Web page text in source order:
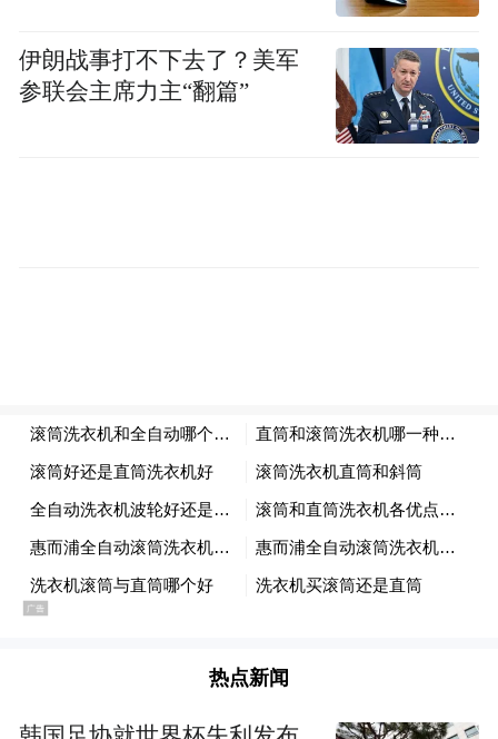
费潜力与文旅赋能产业融合发展的大背景
下，依托“故宫以东”品牌框架，联动中央广
播电视总台北京总站、小红书平台共同打造
的标杆性IP活动。项目以“慢品东城，快意人
在城市发展从“大规模增量扩张”转向“存量提
质增效”的关键阶段，露台作为“空中延伸的
生活场”，是“可放松、可交流、可创造”的弹
性空间，既规避了地面空间的拥挤感，又能
提供“抬头见景观、低头享生活”的独特体
内“第五立面”资源禀赋，将特色露台空间作
为核心营销切口，通过空间活化与业态整
伊朗战事打不下去了？美军
参联会主席力主“翻篇”
热点新闻